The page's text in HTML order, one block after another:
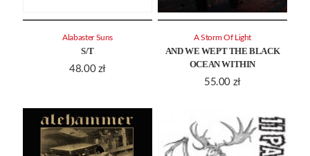
S/T
48.00 zł
Alabaster Suns
AND WE WEPT THE BLACK
OCEAN WITHIN
55.00 zł
A Storm Of Light